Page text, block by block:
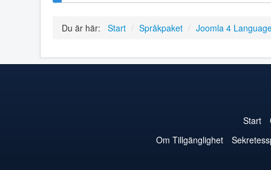
Du är här: Start / Språkpaket / Joomla 4
Start
Om Tillgänglighet